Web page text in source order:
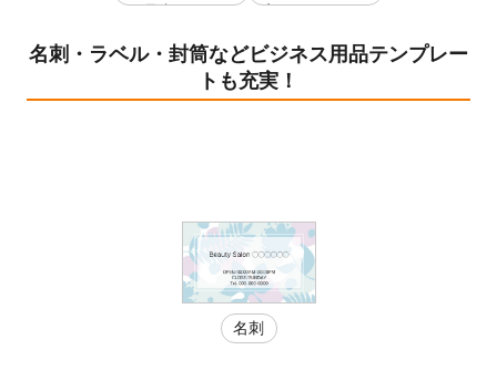
お品書き
店
名刺・ラベル・封筒などビジネス用品テンプレー
トも充実！
名刺